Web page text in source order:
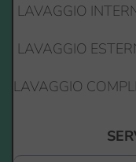
LAVAGGIO
LAVAGGIO
LAVAGGIO